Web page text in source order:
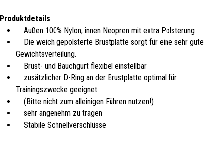
Produktdetails
Außen 100% Nylon, innen Neopren mit extra Polsterung
Die weich gepolsterte Brustplatte sorgt für eine sehr gute
Gewichtsverteilung.
Brust- und Bauchgurt flexibel einstellbar
zusätzlicher D-Ring an der Brustplatte optimal für
Trainingszwecke geeignet
(Bitte nicht zum alleinigen Führen nutzen!)
sehr angenehm zu tragen
Stabile Schnellverschlüsse